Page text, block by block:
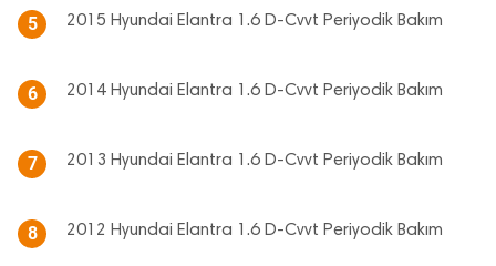
5 2015 Hyundai Elantra 1.6 D-Cvvt Periyodik Bakım
6 2014 Hyundai Elantra 1.6 D-Cvvt Periyodik Bakım
7 2013 Hyundai Elantra 1.6 D-Cvvt Periyodik Bakım
8 2012 Hyundai Elantra 1.6 D-Cvvt Periyodik Bakım